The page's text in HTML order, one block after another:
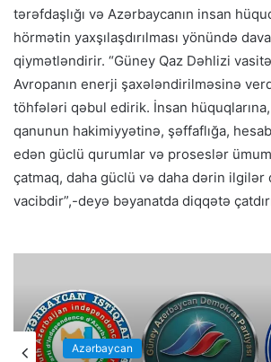
tərəfdaşlığı və Azərbaycanın insan
hörmətin yaxşılaşdırılması yönündə
qiymətləndirir. “Güney Qaz Dəhlizi
Avropanın enerji şaxələndirilməsinə
töhfələri qəbul edirik. İnsan hüquqlarına,
qanunun hakimiyyətinə, şəffaflığa,
edən güclü qurumlar və proseslər
çatmaq, daha güclü və daha dərin ilgilər
vacibdir”,-deyə bəyanatda diqqətə
Azərbaycan